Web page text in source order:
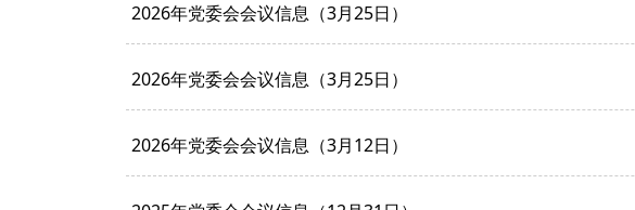
2026年党委会会议信息（3月25日）
2026年党委会会议信息（3月25日）
2026年党委会会议信息（3月12日）